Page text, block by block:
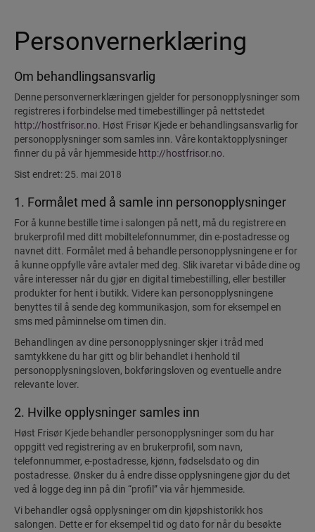
Personvernerklæring
Om behandlingsansvarlig
Denne personvernerklæringen gjelder for personopplysninger som
registreres i forbindelse med timebestillinger på nettstedet
http://hostfrisor.no. Høst Frisør Kjede er behandlingsansvarlig for
personopplysninger som samles inn. Våre kontaktopplysninger
finner du på vår hjemmeside http://hostfrisor.no.
Sist endret: 25. mai 2018
1. Formålet med å samle inn personopplysninger
For å kunne bestille time i salongen på nett, må du registrere en
brukerprofil med ditt mobiltelefonnummer, din e-postadresse og
navnet ditt. Formålet med å behandle personopplysningene er for
å kunne oppfylle våre avtaler med deg. Slik ivaretar vi både dine og
våre interesser når du gjør en digital timebestilling, eller bestiller
produkter for hent i butikk. Videre kan personopplysningene
benyttes til å sende deg kommunikasjon, som for eksempel en
sms med påminnelse om timen din.
Behandlingen av dine personopplysninger skjer i tråd med
samtykkene du har gitt og blir behandlet i henhold til
personopplysningsloven, bokføringsloven og eventuelle andre
relevante lover.
2. Hvilke opplysninger samles inn
Høst Frisør Kjede behandler personopplysninger som du har
oppgitt ved registrering av en brukerprofil, som navn,
telefonnummer, e-postadresse, kjønn, fødselsdato og din
postadresse. Ønsker du å endre disse opplysningene gjør du det
ved å logge deg inn på din “profil” via vår hjemmeside.
Vi behandler også opplysninger om din kjøpshistorikk hos
salongen. Dette er for eksempel tid og dato for når du besøkte